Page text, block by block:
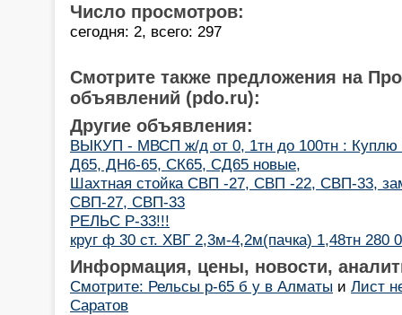
Число просмотров:
сегодня: 2, всего: 297
Смотрите также предложения на
объявлений (pdo.ru):
Другие объявления:
ВЫКУП - МВСП ж/д от 0, 1тн до 100тн : Куплю
Д65, ДН6-65, СК65, СД65 новые,
Шахтная стойка СВП -27, СВП -22, СВП-33,
СВП-27, СВП-33
РЕЛЬС Р-33!!!
круг ф 30 ст. ХВГ 2,3м-4,2м(пачка) 1,48тн 280
Информация, цены, новости,
Смотрите: Рельсы р-65 б у в Алматы и Лист
Саратов